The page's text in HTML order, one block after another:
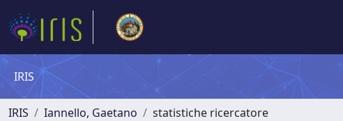
IRIS
IRIS Iannello, Gaetano statistiche ricercatore